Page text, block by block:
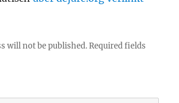
will not be published. Required fields